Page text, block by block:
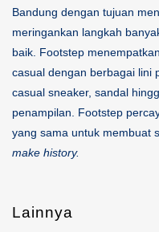
Bandung dengan tujuan
meringankan langkah
baik. Footstep
casual dengan berbagai lini
casual sneaker, sandal
penampilan. Footstep
yang sama untuk membuat
make history.
Lainnya